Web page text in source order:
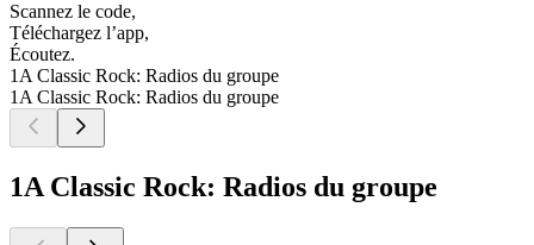
Scannez le code,
Téléchargez l’app,
Écoutez.
1A Classic Rock: Radios du groupe
1A Classic Rock: Radios du groupe
1A Classic Rock: Radios du groupe